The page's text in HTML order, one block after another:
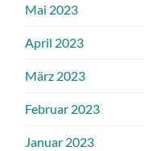
Mai 2023
April 2023
März 2023
Februar 2023
Januar 2023